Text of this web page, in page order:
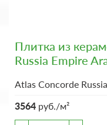
Плитка из
Russia Empire
Atlas Concorde Russia
3564 руб./м²